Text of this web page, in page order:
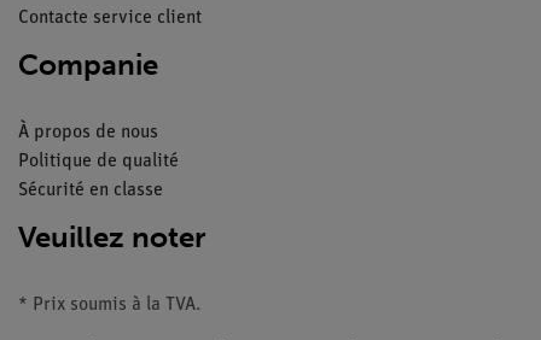
Contacte service client
Companie
À propos de nous
Politique de qualité
Sécurité en classe
Veuillez noter
* Prix soumis à la TVA.